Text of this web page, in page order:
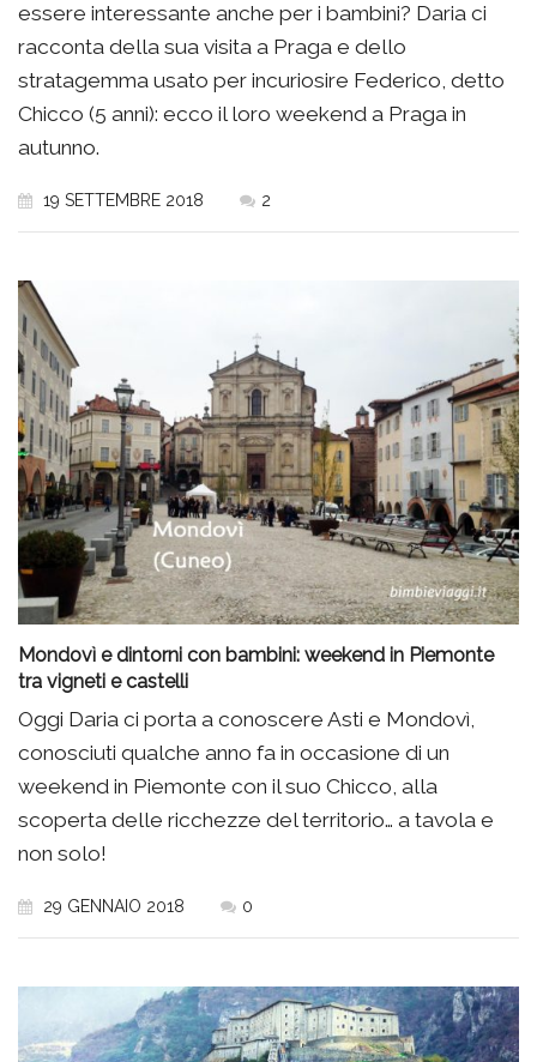
essere interessante anche per i bambini? Daria ci
racconta della sua visita a Praga e dello
stratagemma usato per incuriosire Federico, detto
Chicco (5 anni): ecco il loro weekend a Praga in
autunno.
19 SETTEMBRE 2018 2
Mondovì e dintorni con bambini: weekend in Piemonte
tra vigneti e castelli
Oggi Daria ci porta a conoscere Asti e Mondovì,
conosciuti qualche anno fa in occasione di un
weekend in Piemonte con il suo Chicco, alla
scoperta delle ricchezze del territorio… a tavola e
non solo!
29 GENNAIO 2018 0